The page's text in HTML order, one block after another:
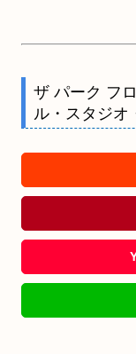
ザ パーク フ
ル・スタジオ